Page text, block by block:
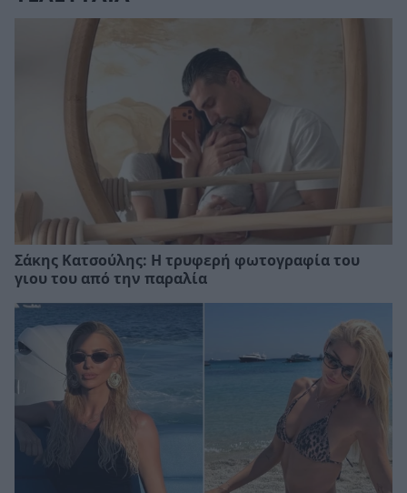
Σάκης Κατσούλης: Η τρυφερή φωτογραφία του
γιου του από την παραλία